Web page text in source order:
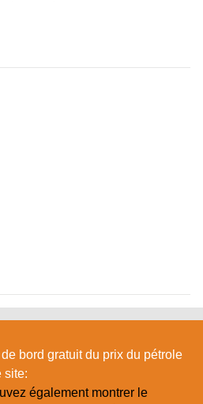
bord gratuit du prix du pétrole
site:
également montrer le